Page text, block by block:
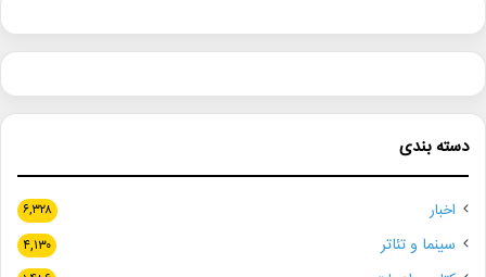
دسته بندی
اخبار ۶,۳۲۸
سینما و تئاتر ۴,۱۳۰